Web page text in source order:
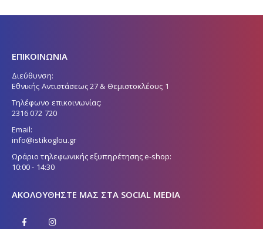
ΕΠΙΚΟΙΝΩΝΙΑ
Διεύθυνση:
Εθνικής Αντιστάσεως 27 & Θεμιστοκλέους 1
Τηλέφωνο επικοινωνίας:
2316 072 720
Email:
info@istikoglou.gr
Ωράριο τηλεφωνικής εξυπηρέτησης e-shop:
10:00 - 14:30
ΑΚΟΛΟΥΘΉΣΤΕ ΜΑΣ ΣΤΑ SOCIAL MEDIA